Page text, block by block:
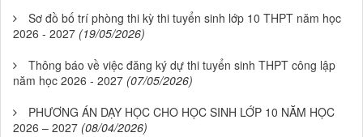
Sơ đồ bố trí phòng thi kỳ thi tuyển sinh lớp 10 THPT năm học
2026 - 2027 (19/05/2026)
Thông báo về việc đăng ký dự thi tuyển sinh THPT công lập
năm học 2026 - 2027 (07/05/2026)
PHƯƠNG ÁN DẠY HỌC CHO HỌC SINH LỚP 10 NĂM HỌC
2026 – 2027 (08/04/2026)